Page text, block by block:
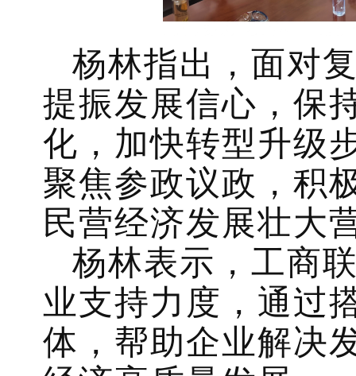
杨林指出，面对
提振发展信心，保
化，加快转型升级
聚焦参政议政，积
民营经济发展壮大
杨林表示，工商
业支持力度，通过
体，帮助企业解决